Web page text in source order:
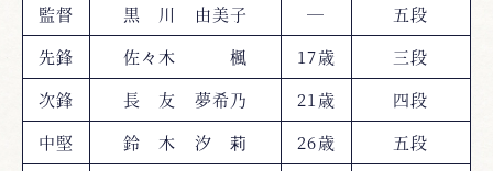
監督 黒 川 由美子 ―
五段
先鋒
佐々木 楓 17歳
三段
次鋒
長 友 夢希乃 21歳
四段
中堅
鈴 木 汐 莉 26歳
五段